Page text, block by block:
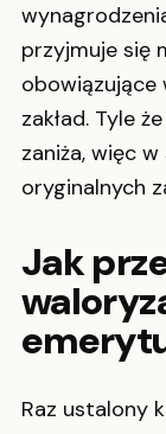
przyjmuje się
obowiązujące
zakład. Tyle
zaniża, więc
oryginalnych
Jak
Raz ustalony